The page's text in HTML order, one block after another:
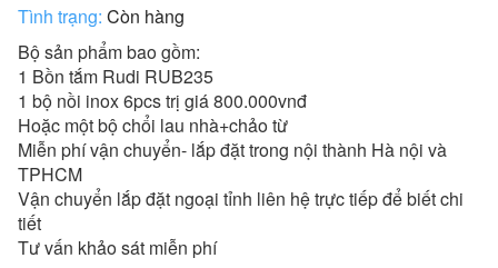
Tình trạng: Còn hàng
Bộ sản phẩm bao gồm:
1 Bồn tắm Rudi RUB235
1 bộ nồi inox 6pcs trị giá 800.000vnđ
Hoặc một bộ chổi lau nhà+chảo từ
Miễn phí vận chuyển- lắp đặt trong nội thành Hà nội và
TPHCM
Vận chuyển lắp đặt ngoại tỉnh liên hệ trực tiếp để biết chi
tiết
Tư vấn khảo sát miễn phí